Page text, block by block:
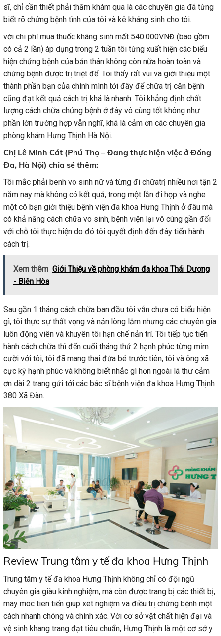
sĩ, chỉ cần thiết phải thăm khám qua là các chuyên gia đã từng
biết rõ chứng bệnh tình của tôi và kê kháng sinh cho tôi.
với chi phí mua thuốc kháng sinh mất 540.000VNĐ (bao gồm
có cả 2 lần) áp dụng trong 2 tuần tôi từng xuất hiện các biểu
hiện chứng bệnh của bản thân không còn nữa hoàn toàn và
chứng bệnh được trị triệt để. Tôi thấy rất vui và giới thiệu một
thành phần bạn của chính mình tới đây để chữa trị căn bệnh
cũng đạt kết quả cách trị khá là nhanh. Tôi khẳng định chất
lượng cách chữa chứng bệnh ở đây vô cùng tốt không như
phần lớn trường hợp vẫn nghĩ, khá là cảm ơn các chuyên gia
phòng khám Hưng Thịnh Hà Nội.
Chị Lê Minh Cát (Phú Thọ – Đang thực hiện việc ở Đống
Đa, Hà Nội) chia sẻ thêm:
Tôi mắc phải benh vo sinh nữ và từng đi chữatrị nhiều nơi tận 2
năm nay mà không có kết quả, trong một lần đi họp và nghe
một cô bạn giới thiệu bệnh viện đa khoa Hưng Thịnh ở đâu mà
có khả năng cách chữa vo sinh, bệnh viện lại vô cùng gần đối
với chỗ tôi thực hiện do đó tôi quyết định đến đây tiến hành
cách trị.
Xem thêm Giới Thiệu về phòng khám đa khoa Thái Dương
- Biên Hòa
Sau gần 1 tháng cách chữa ban đầu tôi vẫn chưa có biểu hiện
gì, tôi thực sự thất vọng và nản lòng lắm nhưng các chuyên gia
luôn động viên và khuyên tôi hạn chế nản trí. Tôi tiếp tục tiến
hành cách chữa thì đến cuối tháng thứ 2 hạnh phúc từng mỉm
cười với tôi, tôi đã mang thai đứa bé trước tiên, tôi và ông xã
cực kỳ hạnh phúc và không biết nhắc gì hơn ngoài lá thư cảm
ơn dài 2 trang gửi tới các bác sĩ bệnh viện đa khoa Hưng Thịnh
380 Xã Đàn.
Review Trung tâm y tế đa khoa Hưng Thịnh
Trung tâm y tế đa khoa Hưng Thịnh không chỉ có đội ngũ
chuyên gia giàu kinh nghiệm, mà còn được trang bị các thiết bị,
máy móc tiên tiến giúp xét nghiệm và điều trị chứng bệnh một
cách nhanh chóng và chính xác. Với cơ sở vật chất hiện đại và
vệ sinh khang trang đạt tiêu chuẩn, Hưng Thịnh là một cơ sở y